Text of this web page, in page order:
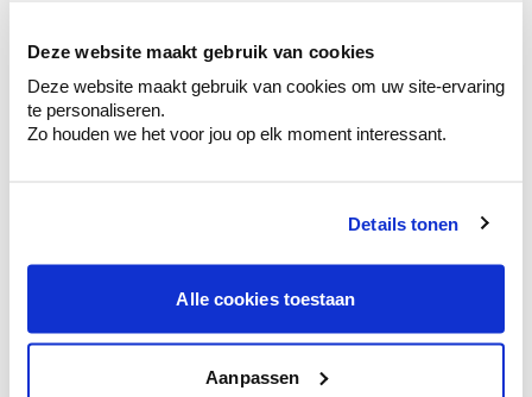
Deze website maakt gebruik van cookies
Deze website maakt gebruik van cookies om uw site-ervaring
te personaliseren.
Zo houden we het voor jou op elk moment interessant.
Details tonen
Alle cookies toestaan
Aanpassen
te verfijnen.
Krijg persoonlijk advies om kleuren te
combineren.
Krijg kleuradvies op basis van de lichtinval
en je meubels.